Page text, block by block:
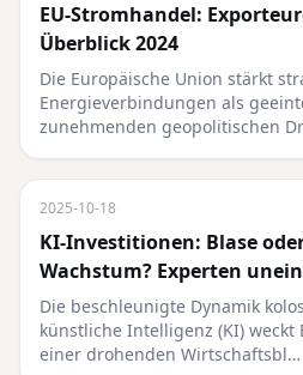
EU-Stromhandel:
Überblick 2024
Die Europäische Union stärkt
Energieverbindungen als
zunehmenden geopolitischen
2025-10-18
KI-Investitionen: Blase
Wachstum? Experten
Die beschleunigte Dynamik
künstliche Intelligenz (KI)
einer drohenden Wirtschaftsbl…